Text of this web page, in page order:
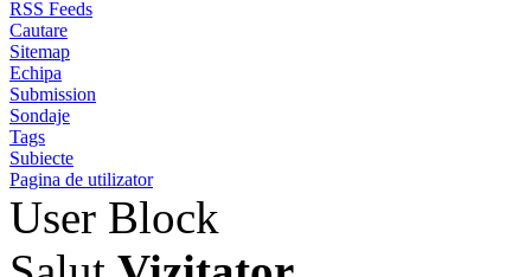
RSS Feeds
Cautare
Sitemap
Echipa
Submission
Sondaje
Tags
Subiecte
Pagina de utilizator
User Block